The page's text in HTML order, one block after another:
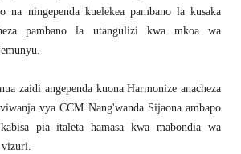
na ningependa kuelekea pambano la kusaka
pambano la utangulizi kwa mkoa wa
zaidi angependa kuona Harmonize anacheza
vya CCM Nang'wanda Sijaona ambapo
pia italeta hamasa kwa mabondia wa
vizuri.